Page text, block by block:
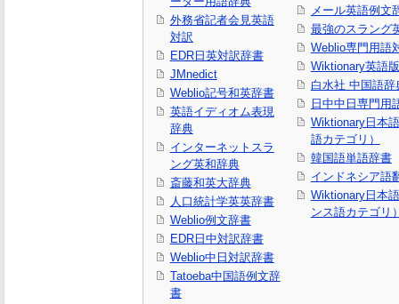
外務省記者会見英語
対訳
EDR日英対訳辞書
JMnedict
Weblio記号和英辞書
英語イディオム表現
辞典
インターネットスラ
ング英和辞典
斎藤和英大辞典
人口統計学英英辞書
Weblio例文辞書
EDR日中対訳辞書
Weblio中日対訳辞書
Tatoeba中国語例文辞
書
メール英語例文
最強のスラング
Weblio専門用語
Wiktionary英語版
白水社 中国語辞
日中中日専門用
Wiktionary日本
語カテゴリ）
韓国語単語辞書
インドネシア語
Wiktionary日本
ンス語カテゴリ